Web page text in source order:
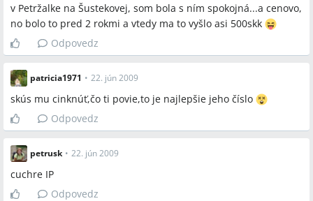
v Petržalke na Šustekovej, som bola s ním spokojná...a cenovo,
no bolo to pred 2 rokmi a vtedy ma to vyšlo asi 500skk
Odpovedz
patricia1971 • 22. jún 2009
skús mu cinknúť,čo ti povie,to je najlepšie jeho číslo
Odpovedz
petrusk • 22. jún 2009
cuchre IP
Odpovedz